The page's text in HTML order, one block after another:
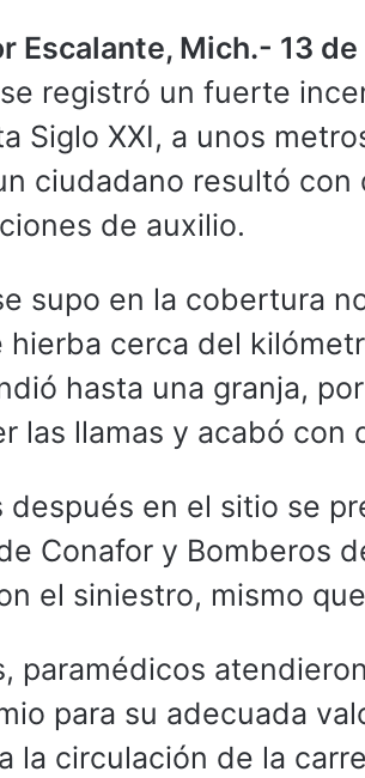
Escalante, Mich.- 13
registró un fuerte
Siglo XXI, a unos
ciudadano resultó
de auxilio.
supo en la cobertura
hierba cerca del
hasta una granja,
las llamas y acabó con
después en el sitio se
Conafor y Bomberos
el siniestro, mismo
paramédicos
para su adecuada
la circulación de la